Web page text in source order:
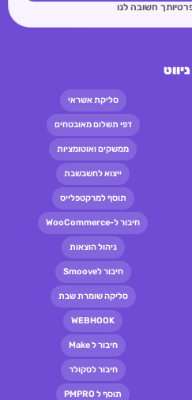
חשובה לנו
ניווט
סליקת אשראי
דפי תשלום מאובטחים
ממשקים ואוטומציות
ייצוא לחשבשבת
תוסף למרקטפלייס
חיבור ל-WooCommerce
ניהול הוצאות
חיבור לSmoove
סליקה שומרת שבת
WEBHOOK
חיבור ל Make
חיבור לסקולר
תוסף ל PMPRO